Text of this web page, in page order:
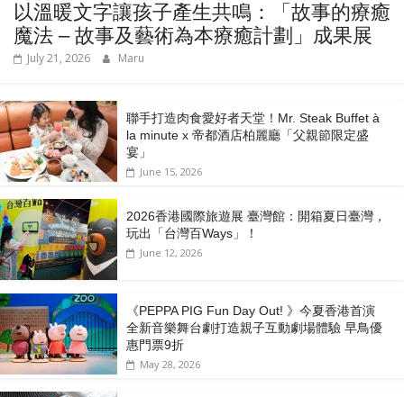
以溫暖文字讓孩子產生共鳴：「故事的療癒
魔法 – 故事及藝術為本療癒計劃」成果展
July 21, 2026 Maru
聯手打造肉食愛好者天堂！Mr. Steak Buffet à
la minute x 帝都酒店柏麗廳「⽗親節限定盛
宴」
June 15, 2026
2026香港國際旅遊展 臺灣館：開箱夏日臺灣，
玩出「台灣百Ways」！
June 12, 2026
《PEPPA PIG Fun Day Out! 》今夏香港首演
全新音樂舞台劇打造親子互動劇場體驗 早鳥優
惠門票9折
May 28, 2026